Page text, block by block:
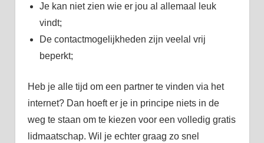
Je kan niet zien wie er jou al allemaal leuk
vindt;
De contactmogelijkheden zijn veelal vrij
beperkt;
Heb je alle tijd om een partner te vinden via het
internet? Dan hoeft er je in principe niets in de
weg te staan om te kiezen voor een volledig gratis
lidmaatschap. Wil je echter graag zo snel